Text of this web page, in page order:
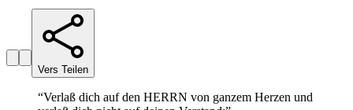
Vers Teilen
“Verlaß dich auf den HERRN von ganzem Herzen und